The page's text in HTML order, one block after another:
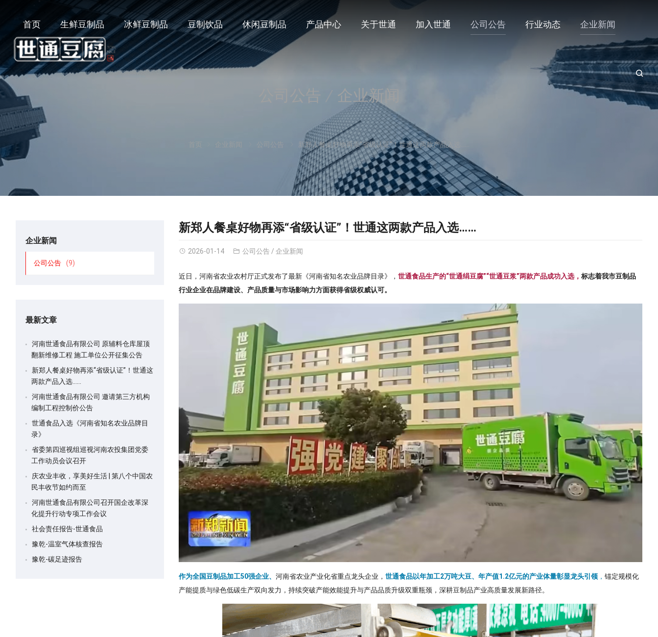
首页 生鲜豆制品 冰鲜豆制品 豆制饮品 休闲豆制品 产品中心 关于世通 加入世通 公司公告 行业动态 企业新闻
公司公告 企业新闻
企业新闻 公司公告 新郑人餐桌好物再添“省级认证”！世通这两款产品入选……
新郑人餐桌好物再添“省级认证”！世通这两款产品入选……
2026-01-14 公司公告/ 企业新闻
近日 ，河南省农业农村厅正式发布了最新《河南省知名农业品牌目录》， 世通食品生产的“世通绢豆腐”“世通豆浆”两款产品成功入选， 标志着我市豆制品
行业企业在品牌建设、产品质量与市场影响力方面获得省级权威认可。
作为全国豆制品加工50强企业、 河南省农业产业化省重点龙头企业， 世通食品以年加工2万吨大豆、年产值1.2亿元的产业体量彰显龙头引领， 锚定规模化
产能提质与绿色低碳生产双向发力，持续突破产能效能提升与产品品质升级双重瓶颈，深耕豆制品产业高质量发展新路径。
企业新闻
公司公告 (9)
最新文章
河南世通食品有限公司 原辅料仓库屋顶
翻新维修工程 施工单位公开征集公告
新郑人餐桌好物再添“省级认证”！世通这
两款产品入选……
河南世通食品有限公司 邀请第三方机构
编制工程控制价公告
世通食品入选《河南省知名农业品牌目
录》
省委第四巡视组巡视河南农投集团党委
工作动员会议召开
庆农业丰收，享美好生活 | 第八个中国农
民丰收节如约而至
河南世通食品有限公司召开国企改革深
化提升行动专项工作会议
社会责任报告-世通食品
豫乾-温室气体核查报告
豫乾-碳足迹报告